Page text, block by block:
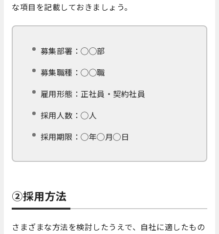
な項目を記載しておきましょう。
募集部署：◯◯部
募集職種：◯◯職
雇用形態：正社員・契約社員
採用人数：◯人
採用期限：◯年◯月◯日
②採用方法
さまざまな方法を検討したうえで、自社に適したもの